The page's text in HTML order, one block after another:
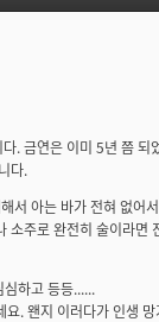
. 금연은 이미 5년 쯤
다.
서 아는 바가 전혀 없어
소주로 완전히 술이라
하고 등등......
요. 왠지 이러다가 인생